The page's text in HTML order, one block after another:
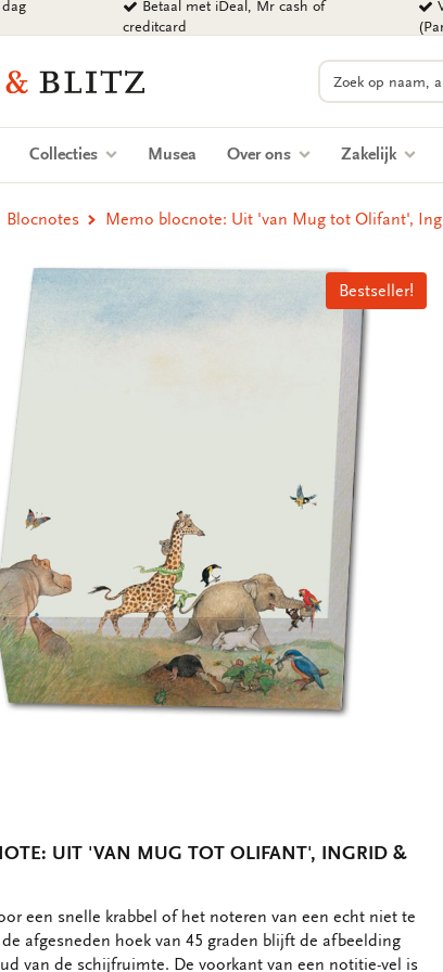
Betaal met iDeal, Mr cash of
creditcard
Zoeken
Collecties Musea Over ons Zakelijk
Blocnotes Memo blocnote: Uit 'van Mug tot Olifant',
Bestseller!
Bestseller!
UIT 'VAN MUG TOT OLIFANT', INGRID &
een snelle krabbel of het noteren van een echt niet te
afgesneden hoek van 45 graden blijft de afbeelding
van de schijfruimte. De voorkant van een notitie-vel is